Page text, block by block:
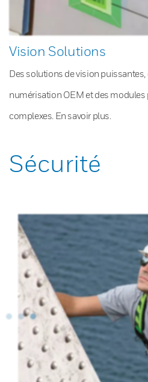
Vision Solutions
Des solutions de vision
numérisation OEM et des modules
complexes. En savoir plus.
Sécurité